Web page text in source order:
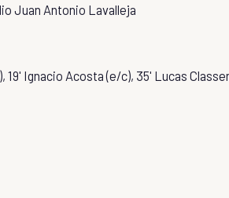
Juan Antonio Lavalleja
19' Ignacio Acosta (e/c), 35' Lucas